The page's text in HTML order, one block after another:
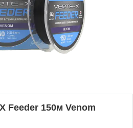
Feeder 150м Venom